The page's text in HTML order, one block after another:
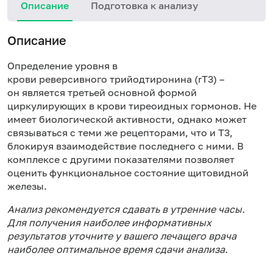
Описание Подготовка к анализу
Описание
Определение уровня в
крови реверсивного трийодтиронина (rT3) –
он является третьей основной формой
циркулирующих в крови тиреоидных гормонов. Не
имеет биологической активности, однако может
связываться с теми же рецепторами, что и Т3,
блокируя взаимодействие последнего с ними. В
комплексе с другими показателями позволяет
оценить функциональное состояние щитовидной
железы.
Анализ рекомендуется сдавать в утренние часы.
Для получения наиболее информативных
результатов уточните у вашего лечащего врача
наиболее оптимальное время сдачи анализа.